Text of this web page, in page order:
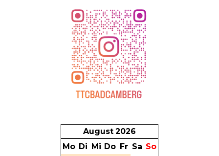
August 2026
Mo Di Mi Do Fr Sa So